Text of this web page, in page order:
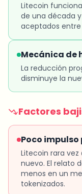
Litecoin
de una década
aceptados entre
Mecánica de
La reducción
disminuye la
Factores
Poco
Litecoin rara
nuevo. El relato
menos en un
tokenizados.